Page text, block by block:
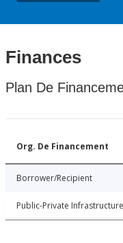
Finances
Plan De
Org. De Financement
Borrower/Recipient
Public-Private